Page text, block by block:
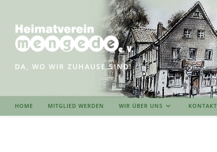
springen
DA, WO WIR ZUHAUSE SIND!
HOME MITGLIED WERDEN WIR ÜBER UNS KONTAKT